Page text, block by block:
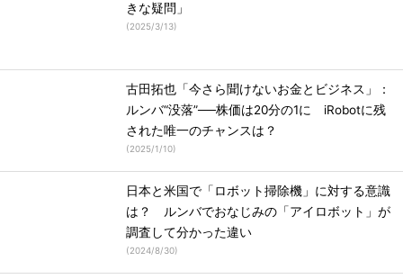
きな疑問」
(2025/3/13)
古田拓也「今さら聞けないお金とビジネス」：
ルンバ“没落”──株価は20分の1に iRobotに残
された唯一のチャンスは？
(2025/1/10)
日本と米国で「ロボット掃除機」に対する意識
は？ ルンバでおなじみの「アイロボット」が
調査して分かった違い
(2024/8/30)